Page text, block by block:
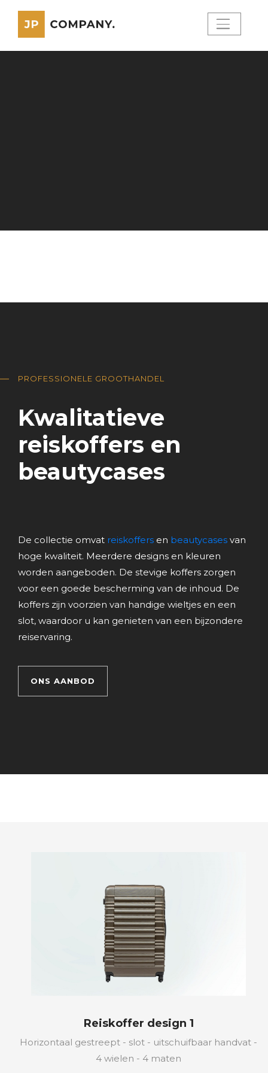
PROFESSIONELE GROOTHANDEL
Kwalitatieve
reiskoffers en
beautycases
De collectie omvat reiskoffers en beautycases van
hoge kwaliteit. Meerdere designs en kleuren
worden aangeboden. De stevige koffers zorgen
voor een goede bescherming van de inhoud. De
koffers zijn voorzien van handige wieltjes en een
slot, waardoor u kan genieten van een bijzondere
reiservaring.
ONS AANBOD
Reiskoffer design 1
Horizontaal gestreept - slot - uitschuifbaar handvat -
4 wielen - 4 maten